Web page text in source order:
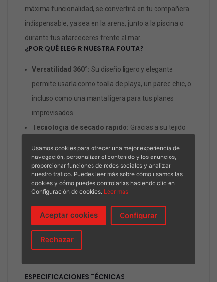
máxima funcionalidad, se convertirá en tu compañera
indispensable, ya sea en la arena, junto a la piscina o
durante tus atardeceres frente al mar.
¿POR QUÉ ELEGIR NUESTRA FOUTA?
Versatilidad 360°: Su diseño ligero y elegante
permite usarla como toalla de playa, un pareo chic, o
incluso como una manta ligera para tus planes
improvisados.
Tecnología de secado rápido: Gracias a su tejido
manteniéndose fresca y lista para tu próxima
aventura.
Compacta y ligera:Olvídate del peso innecesario en
ocupando el mínimo espacio en tu maleta.
Tacto natural:Suave con tu piel, resistente al uso
diario y lavable a máquina, diseñada para durar
ESPECIFICACIONES TÉCNICAS
Usamos cookies para ofrecer una mejor experiencia de
navegación, personalizar el contenido y los anuncios,
proporcionar funciones de redes sociales y analizar
nuestro tráfico. Puedes leer más sobre cómo usamos las
cookies y cómo puedes controlarlas haciendo clic en
Configuración de cookies. Leer más
Aceptar cookies Configurar
Rechazar